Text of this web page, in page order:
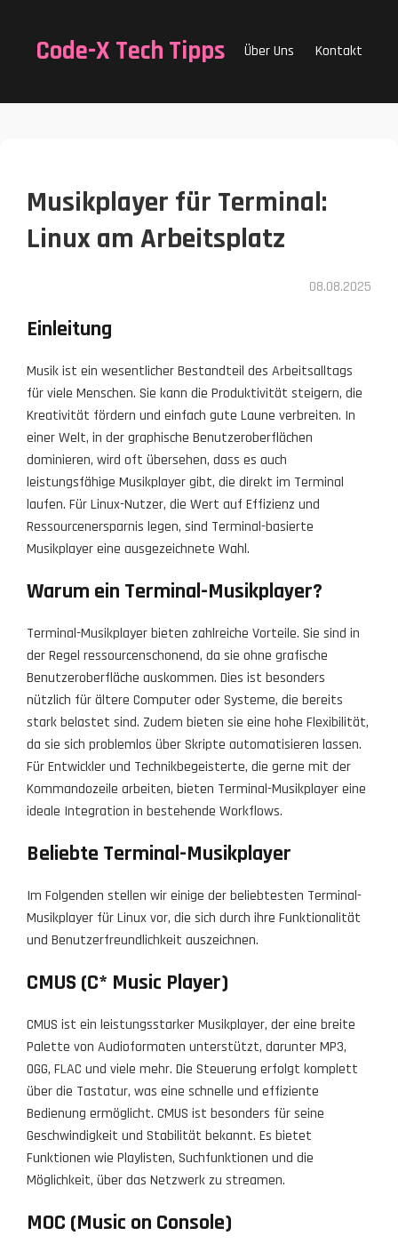
Code-X Tech Tipps Über Uns Kontakt
Musikplayer für Terminal:
Linux am Arbeitsplatz
08.08.2025
Einleitung
Musik ist ein wesentlicher Bestandteil des Arbeitsalltags
für viele Menschen. Sie kann die Produktivität steigern, die
Kreativität fördern und einfach gute Laune verbreiten. In
einer Welt, in der graphische Benutzeroberflächen
dominieren, wird oft übersehen, dass es auch
leistungsfähige Musikplayer gibt, die direkt im Terminal
laufen. Für Linux-Nutzer, die Wert auf Effizienz und
Ressourcenersparnis legen, sind Terminal-basierte
Musikplayer eine ausgezeichnete Wahl.
Warum ein Terminal-Musikplayer?
Terminal-Musikplayer bieten zahlreiche Vorteile. Sie sind in
der Regel ressourcenschonend, da sie ohne grafische
Benutzeroberfläche auskommen. Dies ist besonders
nützlich für ältere Computer oder Systeme, die bereits
stark belastet sind. Zudem bieten sie eine hohe Flexibilität,
da sie sich problemlos über Skripte automatisieren lassen.
Für Entwickler und Technikbegeisterte, die gerne mit der
Kommandozeile arbeiten, bieten Terminal-Musikplayer eine
ideale Integration in bestehende Workflows.
Beliebte Terminal-Musikplayer
Im Folgenden stellen wir einige der beliebtesten Terminal-
Musikplayer für Linux vor, die sich durch ihre Funktionalität
und Benutzerfreundlichkeit auszeichnen.
CMUS (C* Music Player)
CMUS ist ein leistungsstarker Musikplayer, der eine breite
Palette von Audioformaten unterstützt, darunter MP3,
OGG, FLAC und viele mehr. Die Steuerung erfolgt komplett
über die Tastatur, was eine schnelle und effiziente
Bedienung ermöglicht. CMUS ist besonders für seine
Geschwindigkeit und Stabilität bekannt. Es bietet
Funktionen wie Playlisten, Suchfunktionen und die
Möglichkeit, über das Netzwerk zu streamen.
MOC (Music on Console)